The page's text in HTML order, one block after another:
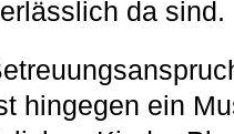
da sind.
hingegen ein